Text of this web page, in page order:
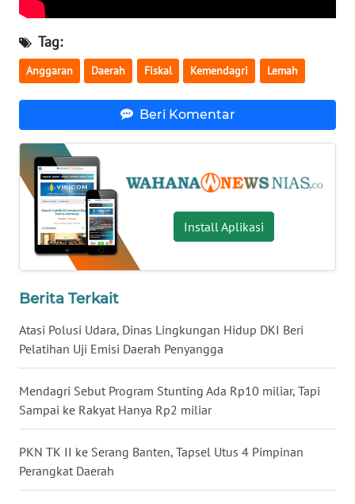
Tag:
Anggaran Daerah Fiskal Kemendagri Lemah
Beri Komentar
Install Aplikasi
Berita Terkait
Atasi Polusi Udara, Dinas Lingkungan Hidup DKI Beri
Pelatihan Uji Emisi Daerah Penyangga
Mendagri Sebut Program Stunting Ada Rp10 miliar, Tapi
Sampai ke Rakyat Hanya Rp2 miliar
PKN TK II ke Serang Banten, Tapsel Utus 4 Pimpinan
Perangkat Daerah
BENGKULU
WN
LAMPUNG
JATENG
WN
NUSANTARA
WN
JOGJA
WN
JATIM
WN
BALI
WN
WN
KALTENG